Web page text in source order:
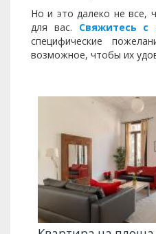
Но и это далеко не все,
для вас. Свяжитесь с
специфические
возможное, чтобы их